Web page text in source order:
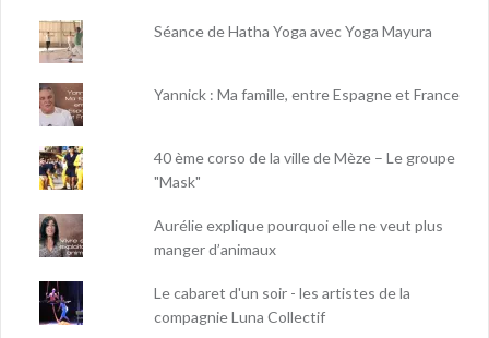
Séance de Hatha Yoga avec Yoga Mayura
Yannick : Ma famille, entre Espagne et France
40 ème corso de la ville de Mèze – Le groupe
"Mask"
Aurélie explique pourquoi elle ne veut plus
manger d’animaux
Le cabaret d'un soir - les artistes de la
compagnie Luna Collectif